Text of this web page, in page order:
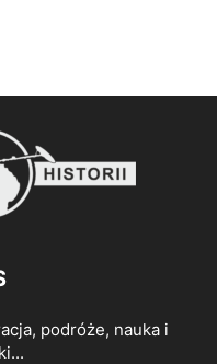
podróże, nauka i